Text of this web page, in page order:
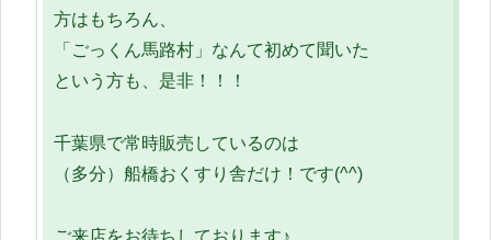
方はもちろん、
「ごっくん馬路村」なんて初めて聞いた
という方も、是非！！！
千葉県で常時販売しているのは
（多分）船橋おくすり舎だけ！です(^^)
ご来店をお待ちしております♪